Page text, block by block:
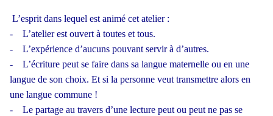
L’esprit dans lequel est animé cet atelier :
- L’atelier est ouvert à toutes et tous.
- L’expérience d’aucuns pouvant servir à d’autres.
- L’écriture peut se faire dans sa langue maternelle ou en une
langue de son choix. Et si la personne veut transmettre alors en
une langue commune !
- Le partage au travers d’une lecture peut ou peut ne pas se